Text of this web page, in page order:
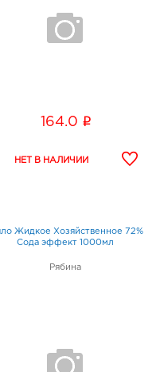
164.0 i
Жидкое Хозяйственное 72%
Сода эффект 1000мл
Рябина